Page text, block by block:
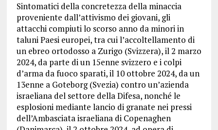
Sintomatici della concretezza della minaccia
proveniente dall’attivismo dei giovani, gli
attacchi compiuti lo scorso anno da minori in
taluni Paesi europei, tra cui l’accoltellamento di
un ebreo ortodosso a Zurigo (Svizzera), il 2 marzo
2024, da parte di un 15enne svizzero e i colpi
d’arma da fuoco sparati, il 10 ottobre 2024, da un
13enne a Goteborg (Svezia) contro un’azienda
israeliana del settore della Difesa, nonché le
esplosioni mediante lancio di granate nei pressi
dell’Ambasciata israeliana di Copenaghen